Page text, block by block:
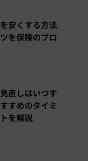
安くする方法
を保険のプロ
直しはいつす
すめのタイミ
を解説